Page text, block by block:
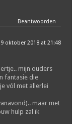
Beantwoorden
oktober 2018 at 21:48
mijn ouders
fantasie die
vól met allerlei
maar met
hulp zal ik